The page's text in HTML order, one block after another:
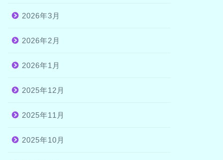
2026年3月
2026年2月
2026年1月
2025年12月
2025年11月
2025年10月